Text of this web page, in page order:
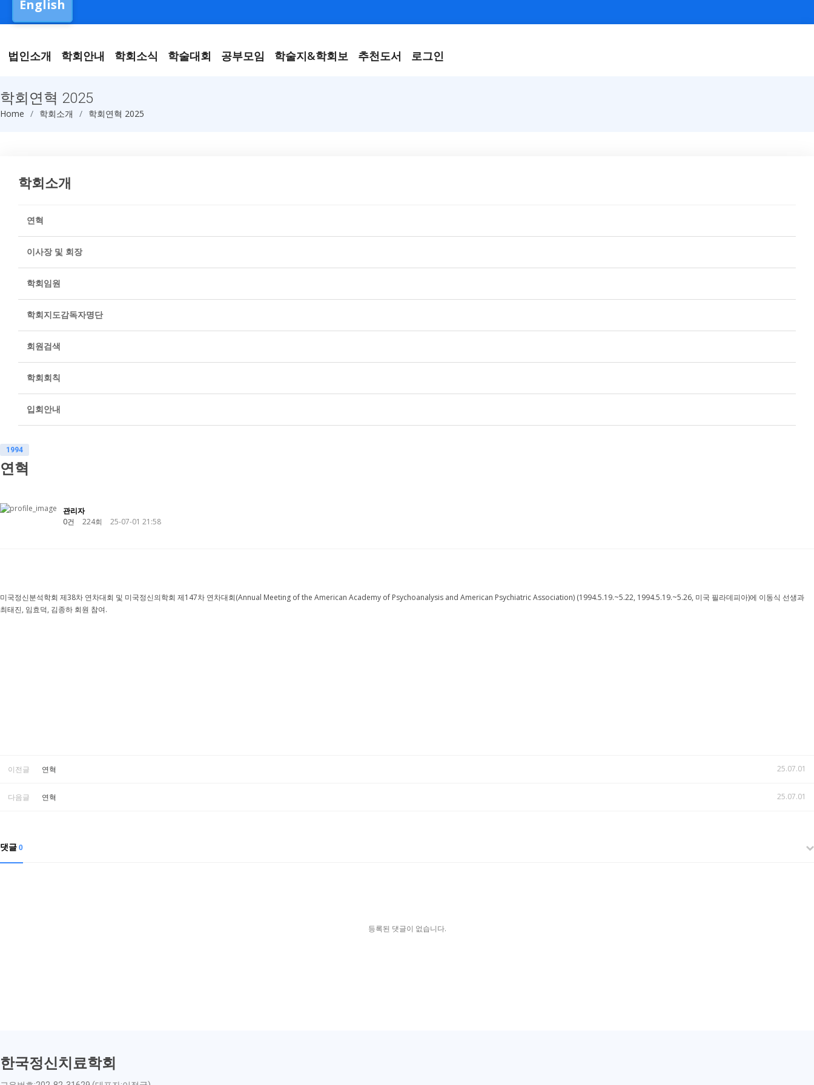
English
법인소개 학회안내 학회소식 학술대회 공부모임 학술지&학회보 추천도서 로그인
학회연혁 2025
Home 학회소개 학회연혁 2025
학회소개
연혁
이사장 및 회장
학회임원
학회지도감독자명단
회원검색
학회회칙
입회안내
1994
연혁
관리자
0건
224회 25-07-01 21:58
미국정신분석학회 제38차 연차대회 및 미국정신의학회 제147차 연차대회(Annual Meeting of the American Academy of Psychoanalysis and American Psychiatric Association) (1994.5.19.~5.22, 1994.5.19.~5.26, 미국 필라데피아)에 이동식 선생과
최태진, 임효덕, 김종하 회원 참여.
이전글 연혁 25.07.01
다음글 연혁 25.07.01
댓글 0
등록된 댓글이 없습니다.
한국정신치료학회